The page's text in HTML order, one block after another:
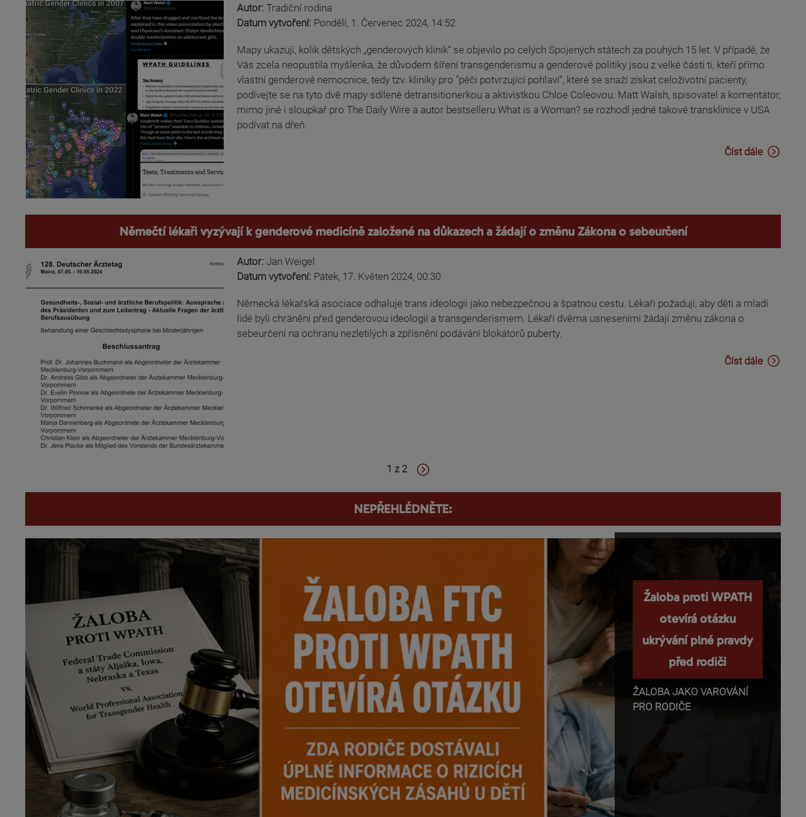
Autor: Tradiční rodina
Datum vytvoření: Pondělí, 1. Červenec 2024, 14:52
Mapy ukazují, kolik dětských „genderových klinik“ se objevilo po celých Spojených státech za pouhých 15 let. V případě, že
Vás zcela neopustila myšlenka, že důvodem šíření transgenderismu a genderové politiky jsou z velké části ti, kteří přímo
vlastní genderové nemocnice, tedy tzv. kliniky pro "péči potvrzující pohlaví", které se snaží získat celoživotní pacienty,
podívejte se na tyto dvě mapy sdílené detransitionerkou a aktivistkou Chloe Coleovou. Matt Walsh, spisovatel a komentátor,
mimo jiné i sloupkař pro The Daily Wire a autor bestselleru What is a Woman? se rozhodl jedné takové transklinice v USA
podívat na dřeň.
Číst dále
Němečtí lékaři vyzývají k genderové medicíně založené na důkazech a žádají o změnu Zákona o sebeurčení
Autor: Jan Weigel
Datum vytvoření: Pátek, 17. Květen 2024, 00:30
Německá lékařská asociace odhaluje trans ideologii jako nebezpečnou a špatnou cestu. Lékaři požadují, aby děti a mladí
lidé byli chráněni před genderovou ideologií a transgenderismem. Lékaři dvěma usneseními žádají změnu zákona o
sebeurčení na ochranu nezletilých a zpřísnění podávání blokátorů puberty.
Číst dále
1 z 2
NEPŘEHLÉDNĚTE:
Žaloba proti WPATH
otevírá otázku
ukrývání plné pravdy
před rodiči
ŽALOBA JAKO VAROVÁNÍ
PRO RODIČE
Nemanipulujte s
dětmi a nepopírejte
biologii!
Příběhy o těhotenství,
transgender identitě,
otevřeném vztahu a
školních diskusí a rozhovorů
mezi dětmi